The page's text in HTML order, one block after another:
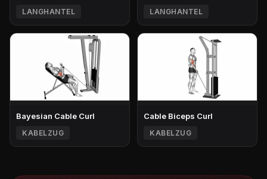
LANGHANTEL LANGHANTEL
Bayesian Cable Curl
KABELZUG
Cable Biceps Curl
KABELZUG